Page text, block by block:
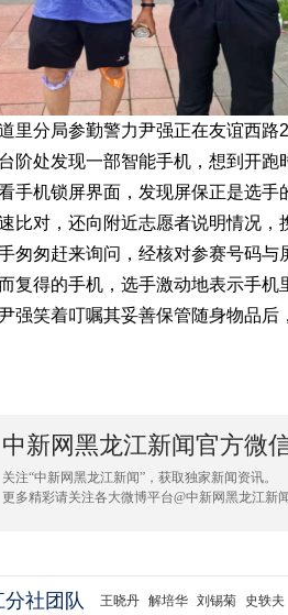
分局参勤警力尹强正在友谊西路
阶处发现一部智能手机，想到开
手机锁屏界面，发现屏保正是选
比对，还向附近志愿者说明情况
匆匆赶来询问，经核对参赛号码
复得的手机，选手激动地表示手
强笑着叮嘱其妥善保管随身物品后
中新网黑龙江新闻官方微
关注“中新网黑龙江新闻”，获取独家新闻资讯。
更多精彩请关注各大微博平台@中新网黑龙江新闻
社团队 王晓丹 解培华 刘锡菊 史轶夫